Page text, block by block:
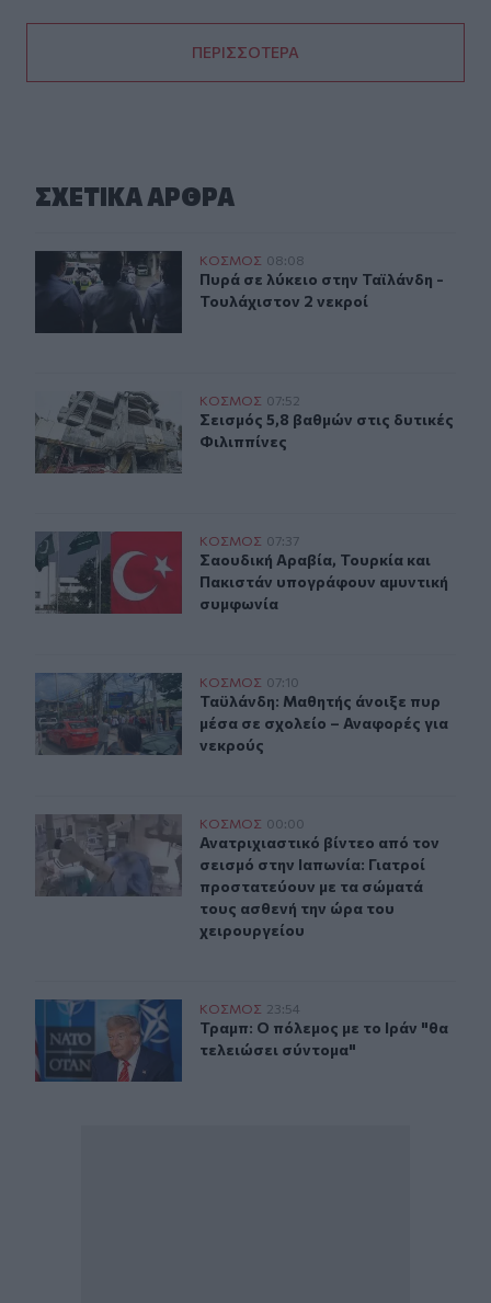
ΠΕΡΙΣΣΟΤΕΡΑ
ΣΧΕΤΙΚA AΡΘΡΑ
Πυρά σε λύκειο στην Ταϊλάνδη - Τουλάχιστον 2 νεκροί
ΚΟΣΜΟΣ 08:08
Πυρά σε λύκειο στην Ταϊλάνδη -
Πυρά σε λύκειο στην Ταϊλάνδη -
Τουλάχιστον 2 νεκροί
Σεισμός 5,8 βαθμών στις δυτικές Φιλιππίνες
ΚΟΣΜΟΣ 07:52
Σεισμός 5,8 βαθμών στις δυτικές
Σεισμός 5,8 βαθμών στις δυτικές
Φιλιππίνες
Σαουδική Αραβία, Τουρκία και Πακιστάν υπογράφουν
ΚΟΣΜΟΣ 07:37
Σαουδική Αραβία, Τουρκία και
Σαουδική Αραβία, Τουρκία και
Πακιστάν υπογράφουν αμυντική
συμφωνία
Ταϋλάνδη: Μαθητής άνοιξε πυρ μέσα σε σχολείο –
ΚΟΣΜΟΣ 07:10
Ταϋλάνδη: Μαθητής άνοιξε πυρ
Ταϋλάνδη: Μαθητής άνοιξε πυρ
μέσα σε σχολείο – Αναφορές για
νεκρούς
Ανατριχιαστικό βίντεο από τον σεισμό στην Ιαπωνία:
ΚΟΣΜΟΣ 00:00
Ανατριχιαστικό βίντεο από τον
Ανατριχιαστικό βίντεο από τον
σεισμό στην Ιαπωνία: Γιατροί
προστατεύουν με τα σώματά
τους ασθενή την ώρα του
χειρουργείου
Τραμπ: Ο πόλεμος με το Ιράν "θα τελειώσει σύντομα"
ΚΟΣΜΟΣ 23:54
Τραμπ: Ο πόλεμος με το Ιράν "θα
Τραμπ: Ο πόλεμος με το Ιράν "θα
τελειώσει σύντομα"